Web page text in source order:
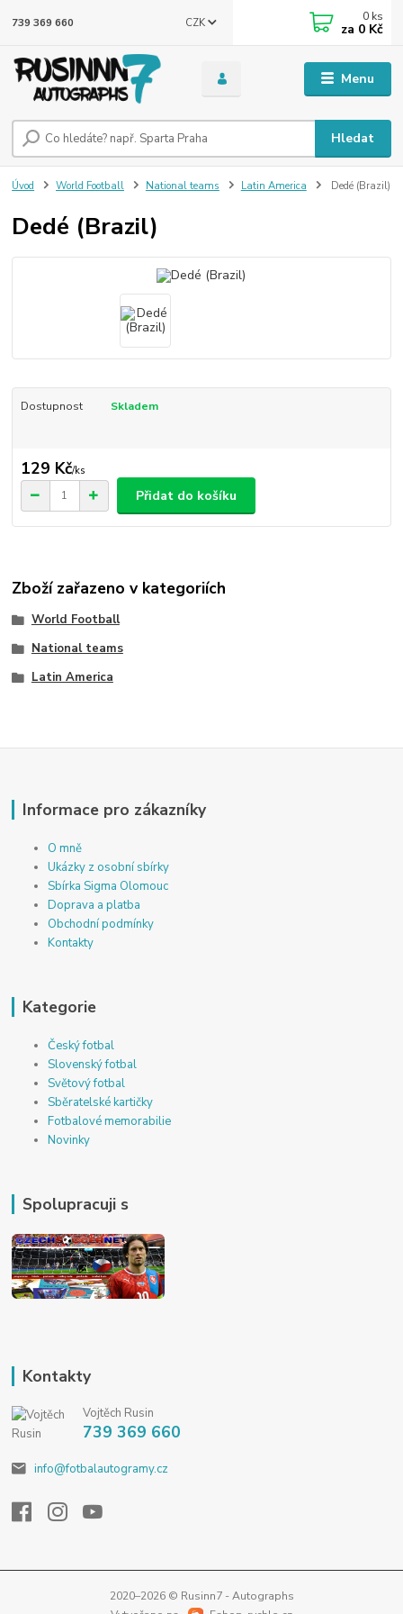
Menu
CZK
Hledat
739 369 660 0 ks
za 0 Kč
Úvod World Football National teams Latin America Dedé (Brazil)
Dedé (Brazil)
Dostupnost Skladem
129 Kč/ks
Přidat do košíku
Zboží zařazeno v kategoriích
World Football
National teams
Latin America
Informace pro zákazníky
O mně
Ukázky z osobní sbírky
Sbírka Sigma Olomouc
Doprava a platba
Obchodní podmínky
Kontakty
Kategorie
Český fotbal
Slovenský fotbal
Světový fotbal
Sběratelské kartičky
Fotbalové memorabilie
Novinky
Spolupracuji s
Kontakty
Vojtěch Rusin
739 369 660
info@fotbalautogramy.cz
2020–2026 © Rusinn7 - Autographs